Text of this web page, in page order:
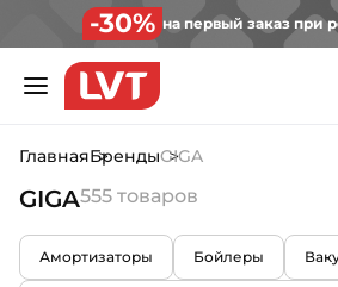
-30% на первый заказ при
ГлавнаяБрендыGIGA
GIGA555 товаров
Амортизаторы Бойлеры